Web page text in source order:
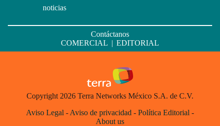
noticias
Contáctanos
COMERCIAL | EDITORIAL
Copyright 2026 Terra Networks México S.A. de C.V.
Aviso Legal - Aviso de privacidad - Política Editorial -
About us